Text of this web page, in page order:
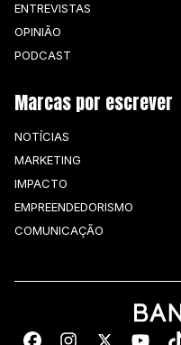
ENTREVISTAS
OPINIÃO
PODCAST
Marcas por escrever
NOTÍCIAS
MARKETING
IMPACTO
EMPREENDEDORISMO
COMUNICAÇÃO